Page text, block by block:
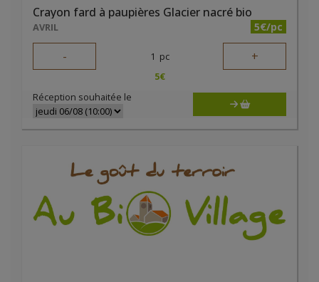
Crayon fard à paupières Glacier nacré bio
AVRIL 5€/pc
- 1 pc +
5€
Réception souhaitée le